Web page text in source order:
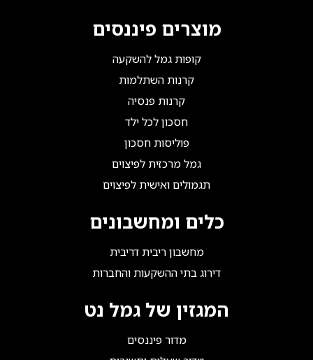
מוצרים פיננסים
קופות גמל להשקעה
קרנות השתלמות
קרנות פנסיה
חסכון לכל ילד
פוליסות חסכון
גמל מרכזית לפיצוים
תגמולים ואישית לפיצוים
כלים ומחשבונים
מחשבון ריבית דריבית
דירוג בתי ההשקעות והחברות
המגזין של גמל נט
מדור פיננסים